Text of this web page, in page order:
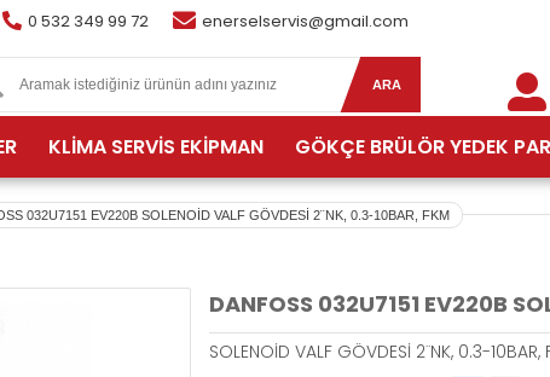
0 532 349 99 72 enerselservis@gmail.com
ARA
KLİMA SERVİS EKİPMAN GÖKÇE BRÜLÖR YEDEK
032U7151 EV220B SOLENOİD VALF GÖVDESİ 2¨NK, 0.3-10BAR, FKM
DANFOSS 032U7151 EV220B
SOLENOİD VALF GÖVDESİ 2¨NK, 0.3-10BAR,